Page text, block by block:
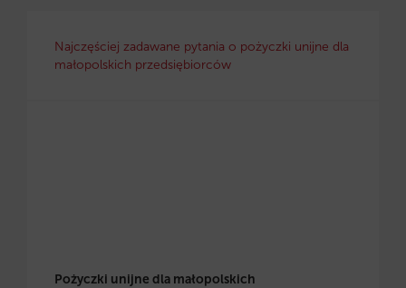
Najczęściej zadawane pytania o pożyczki unijne dla
małopolskich przedsiębiorców
Pożyczki unijne dla małopolskich